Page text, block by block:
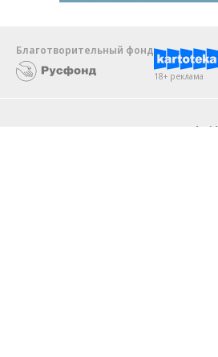
Благотворительный фонд
18+ реклама
Android